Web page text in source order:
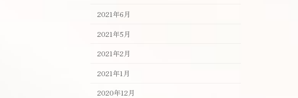
2021年6月
2021年5月
2021年2月
2021年1月
2020年12月